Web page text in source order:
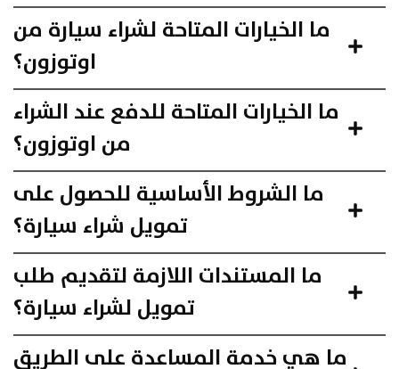
ما الخيارات المتاحة لشراء سيارة من
اوتوزون؟
ما الخيارات المتاحة للدفع عند الشراء
من اوتوزون؟
ما الشروط الأساسية للحصول على
تمويل شراء سيارة؟
ما المستندات اللازمة لتقديم طلب
تمويل لشراء سيارة؟
ما هي خدمة المساعدة على الطريق